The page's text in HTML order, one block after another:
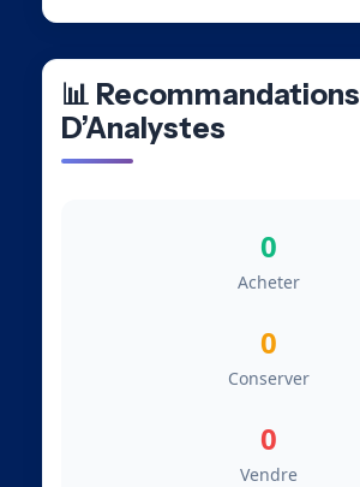
📊 Recommandations
D’Analystes
0
Acheter
0
Conserver
0
Vendre